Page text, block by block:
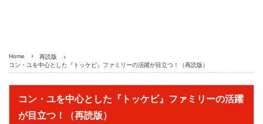
Home
再読版
コン・ユを中心とした『トッケビ』ファミリーの活躍が目立つ！（再読版）
コン・ユを中心とした『トッケビ』ファミリーの活躍
が目立つ！（再読版）